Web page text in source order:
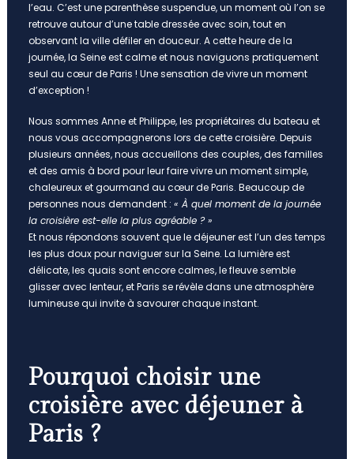
l’eau. C’est une parenthèse suspendue, un moment où l’on se
retrouve autour d’une table dressée avec soin, tout en
observant la ville défiler en douceur. A cette heure de la
journée, la Seine est calme et nous naviguons pratiquement
seul au cœur de Paris ! Une sensation de vivre un moment
d’exception !
Nous sommes Anne et Philippe, les propriétaires du bateau et
nous vous accompagnerons lors de cette croisière. Depuis
plusieurs années, nous accueillons des couples, des familles
et des amis à bord pour leur faire vivre un moment simple,
chaleureux et gourmand au cœur de Paris. Beaucoup de
personnes nous demandent : « À quel moment de la journée
la croisière est-elle la plus agréable ? »
Et nous répondons souvent que le déjeuner est l’un des temps
les plus doux pour naviguer sur la Seine. La lumière est
délicate, les quais sont encore calmes, le fleuve semble
glisser avec lenteur, et Paris se révèle dans une atmosphère
lumineuse qui invite à savourer chaque instant.
Pourquoi choisir une
croisière avec déjeuner à
Paris ?